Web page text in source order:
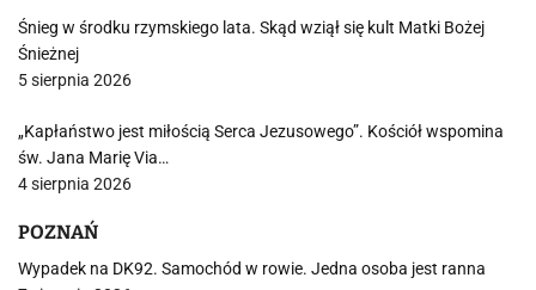
Śnieg w środku rzymskiego lata. Skąd wziął się kult Matki Bożej
Śnieżnej
5 sierpnia 2026
„Kapłaństwo jest miłością Serca Jezusowego”. Kościół wspomina
św. Jana Marię Via…
4 sierpnia 2026
POZNAŃ
Wypadek na DK92. Samochód w rowie. Jedna osoba jest ranna